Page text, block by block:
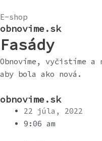
E-shop
obnovime.sk
Fasády
Obnovíme, vyčistíme a
aby bola ako nová.
obnovime.sk
22 júla, 2022
9:06 am